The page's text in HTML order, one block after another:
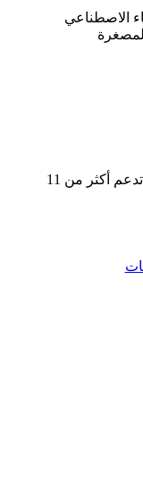
الاصطناعي
واجهة إدارة قواعد بيانات كاملة الميزات تدعم أكثر من 11